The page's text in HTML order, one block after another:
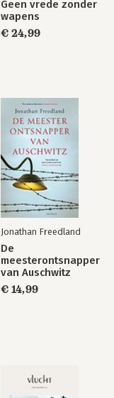
Geen vrede zonder
wapens
€ 24,99
Jonathan Freedland
De
meesterontsnapper
van Auschwitz
€ 14,99